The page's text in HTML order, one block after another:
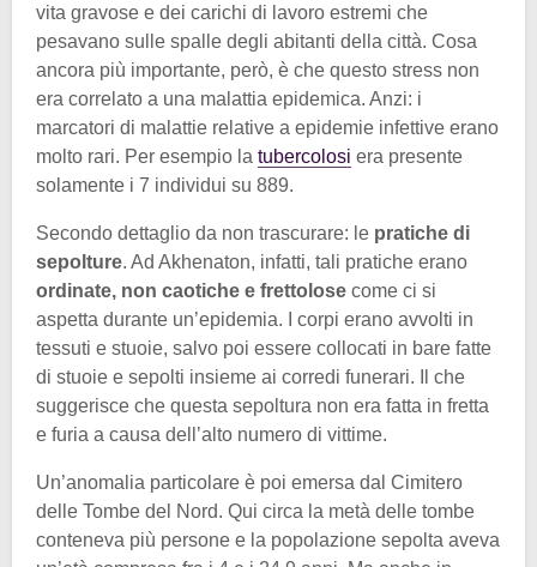
vita gravose e dei carichi di lavoro estremi che
pesavano sulle spalle degli abitanti della città. Cosa
ancora più importante, però, è che questo stress non
era correlato a una malattia epidemica. Anzi: i
marcatori di malattie relative a epidemie infettive erano
molto rari. Per esempio la tubercolosi era presente
solamente i 7 individui su 889.
Secondo dettaglio da non trascurare: le pratiche di
sepolture. Ad Akhenaton, infatti, tali pratiche erano
ordinate, non caotiche e frettolose come ci si
aspetta durante un’epidemia. I corpi erano avvolti in
tessuti e stuoie, salvo poi essere collocati in bare fatte
di stuoie e sepolti insieme ai corredi funerari. Il che
suggerisce che questa sepoltura non era fatta in fretta
e furia a causa dell’alto numero di vittime.
Un’anomalia particolare è poi emersa dal Cimitero
delle Tombe del Nord. Qui circa la metà delle tombe
conteneva più persone e la popolazione sepolta aveva